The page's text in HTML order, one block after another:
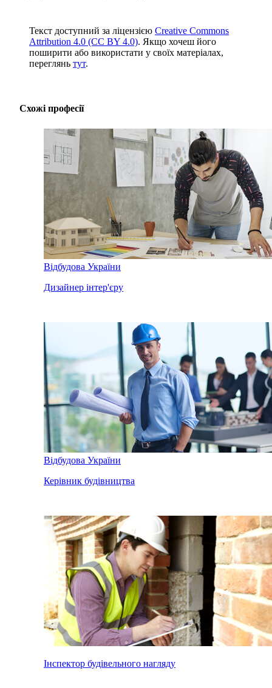
Текст доступний за ліцензією Creative Commons
Attribution 4.0 (CC BY 4.0). Якщо хочеш його
поширити або використати у своїх матеріалах,
переглянь тут.
Схожі професії
Відбудова України
Дизайнер інтер'єру
Відбудова України
Керівник будівництва
Інспектор будівельного нагляду